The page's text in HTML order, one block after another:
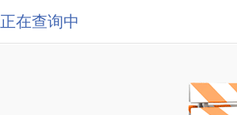
正在查询中